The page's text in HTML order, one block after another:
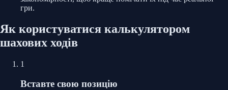
гри.
Як користуватися калькулятором
шахових ходів
1
Вставте свою позицію